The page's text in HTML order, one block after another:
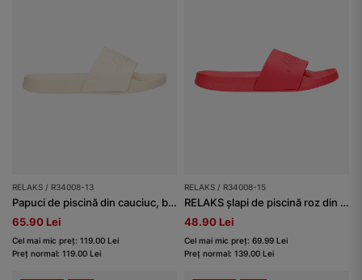
RELAKS / R34008-13
Papuci de piscină din cauciuc, bej deschis RELAKS
65.90 Lei
Cel mai mic preț: 119.00 Lei
Preț normal: 119.00 Lei
RELAKS / R34008-15
RELAKS șlapi de piscină roz din cauciuc, cu talpă plată
48.90 Lei
Cel mai mic preț: 69.99 Lei
Preț normal: 139.00 Lei